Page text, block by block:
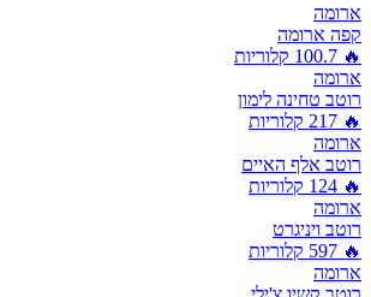
ארומה
קפה ארומה
🔥
100.7 קלוריות
ארומה
רוטב טחינה לימון
🔥
217 קלוריות
ארומה
רוטב אלף האיים
🔥
124 קלוריות
ארומה
רוטב ויניגרט
🔥
597 קלוריות
ארומה